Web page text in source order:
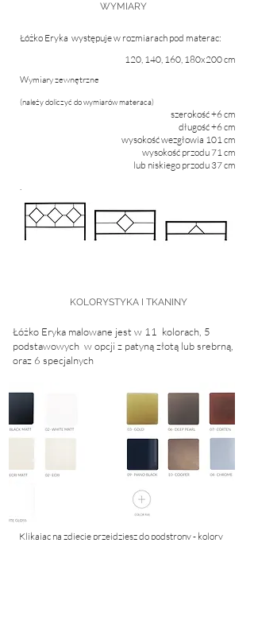
WYMIARY
Łóżko Eryka występuje w rozmiarach pod materac:
.
120, 140, 160, 180x200 cm
Wymiary zewnętrzne
(należy doliczyć do wymiarów materaca)
szerokość +6 cm
długość +6 cm
wysokość wezgłowia 101 cm
wysokość przodu 71 cm
lub niskiego przodu 37 cm
KOLORYSTYKA I TKANINY
Łóżko Eryka malowane jest w 11 kolorach, 5
podstawowych w opcji z patyną złotą lub srebrną,
oraz 6 specjalnych
Klikając na zdjęcie przejdziesz do podstrony - kolory